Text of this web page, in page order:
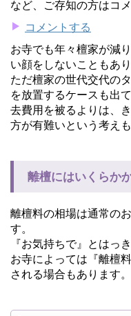
など、ご存知の方はコ
コメントする
お寺でも年々檀家が減
い顔をしないこともあり
ただ檀家の世代交代の
を放置するケースも出
去費用を被るよりは、
方が有難いという考えも
離檀にはいくらか
離檀料の相場は通常の
す。
『お気持ちで』とはっ
お寺によっては『離檀
される場合もあります。